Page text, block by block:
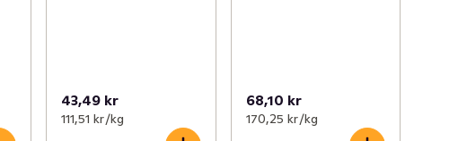
43,49 kr
111,51 kr /kg
68,10 kr
170,25 kr /kg